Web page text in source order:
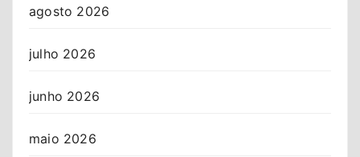
agosto 2026
julho 2026
junho 2026
maio 2026